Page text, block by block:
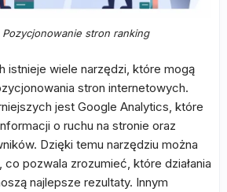
Pozycjonowanie stron ranking
istnieje wiele narzędzi, które mogą
stron internetowych.
jest Google Analytics, które
o ruchu na stronie oraz
Dzięki temu narzędziu można
co pozwala zrozumieć, które działania
najlepsze rezultaty. Innym